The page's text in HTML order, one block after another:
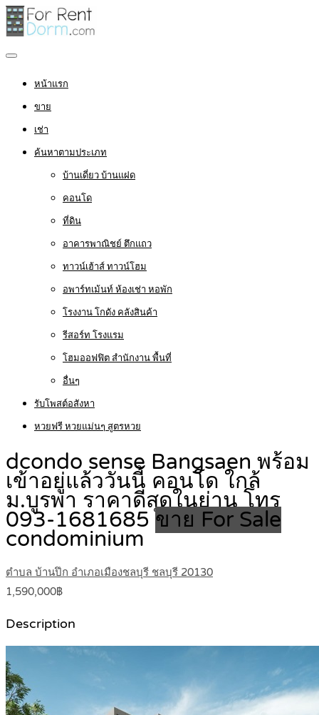
หน้าแรก
ขาย
เช่า
ค้นหาตามประเภท
บ้านเดี่ยว บ้านแฝด
คอนโด
ที่ดิน
อาคารพาณิชย์ ตึกแถว
ทาวน์เฮ้าส์ ทาวน์โฮม
อพาร์ทเม้นท์ ห้องเช่า หอพัก
โรงงาน โกดัง คลังสินค้า
รีสอร์ท โรงแรม
โฮมออฟฟิต สำนักงาน พื้นที่
อื่นๆ
รับโพสต์อสังหา
หวยฟรี หวยแม่นๆ สูตรหวย
dcondo sense Bangsaen พร้อม
เข้าอยู่แล้ววันนี้ คอนโด ใกล้
ม.บูรพา ราคาดีสุดในย่าน โทร
093-1681685ขาย For Sale
condominium
ตำบล บ้านปึก อำเภอเมืองชลบุรี ชลบุรี 20130
1,590,000฿
Description